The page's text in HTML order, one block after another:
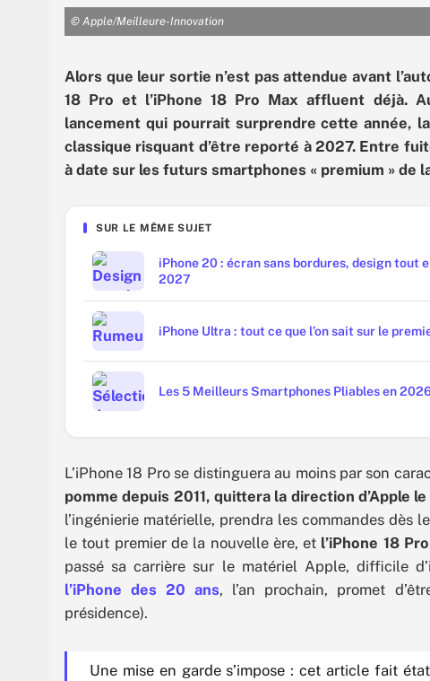
© Apple/Meilleure-Innovation
Alors que leur sortie n’est pas attendue avant
18 Pro et l’iPhone 18 Pro Max affluent déjà.
lancement qui pourrait surprendre cette année,
classique risquant d’être reporté à 2027. Entre
à date sur les futurs smartphones « premium » de
SUR LE MÊME SUJET
iPhone 20 : écran sans bordures, design tout
2027
iPhone Ultra : tout ce que l’on sait sur le
Les 5 Meilleurs Smartphones Pliables en
L’iPhone 18 Pro se distinguera au moins par son
pomme depuis 2011, quittera la direction d’Apple
l’ingénierie matérielle, prendra les commandes dès le
le tout premier de la nouvelle ère, et l’iPhone 18 Pro
passé sa carrière sur le matériel Apple, difficile
l’iPhone des 20 ans, l’an prochain, promet
présidence).
Une mise en garde s’impose : cet article fait